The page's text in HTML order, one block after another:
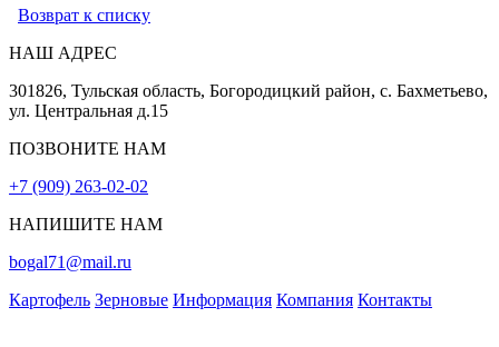
Возврат к списку
НАШ АДРЕС
301826, Тульская область, Богородицкий район, с. Бахметьево,
ул. Центральная д.15
ПОЗВОНИТЕ НАМ
+7 (909) 263-02-02
НАПИШИТЕ НАМ
bogal71@mail.ru
Картофель Зерновые Информация Компания Контакты